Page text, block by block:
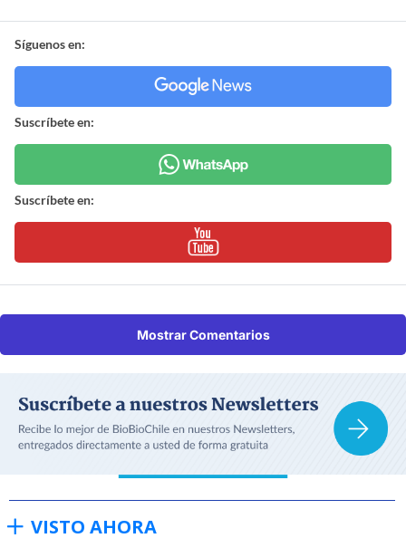
Síguenos en:
Suscríbete en:
Suscríbete en:
Mostrar Comentarios
VISTO AHORA